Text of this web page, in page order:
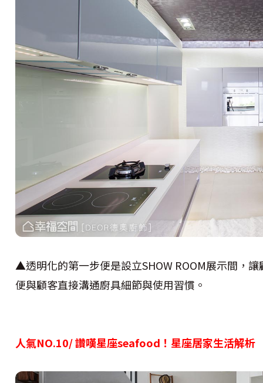
▲透明化的第一步便是設立SHOW ROOM展示間，
便與顧客直接溝通廚具細節與使用習慣。
人氣NO.10/ 讚嘆星座seafood！星座居家生活解析